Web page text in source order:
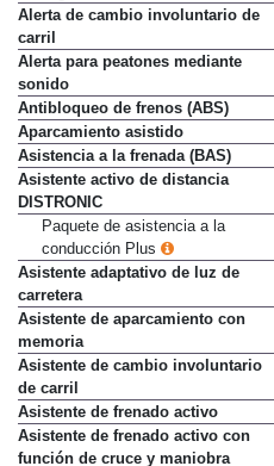
Airbags laterales traseros
Alerta de cambio involuntario de
carril
Alerta para peatones mediante
sonido
Antibloqueo de frenos (ABS)
Aparcamiento asistido
Asistencia a la frenada (BAS)
Asistente activo de distancia
DISTRONIC
Paquete de asistencia a la
conducción Plus
Asistente adaptativo de luz de
carretera
Asistente de aparcamiento con
memoria
Asistente de cambio involuntario
de carril
Asistente de frenado activo
Asistente de frenado activo con